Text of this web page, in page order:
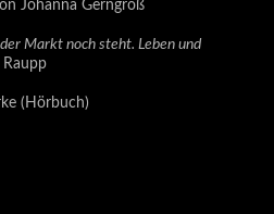
Johanna Gerngroß
Markt noch steht. Leben und
(Hörbuch)